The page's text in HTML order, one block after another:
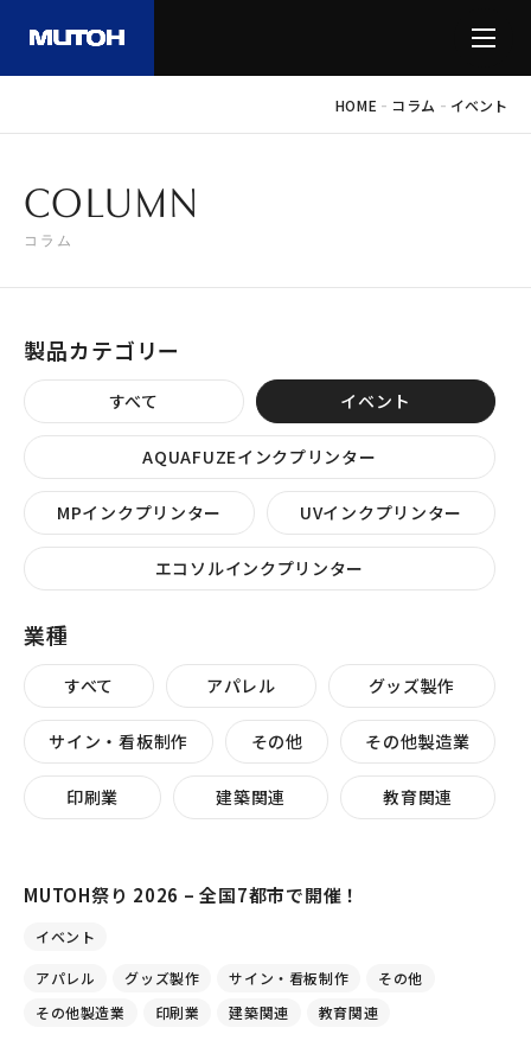
HOME - コラム - イベント
COLUMN
コラム
製品カテゴリー
すべて イベント
AQUAFUZEインクプリンター
MPインクプリンター UVインクプリンター
エコソルインクプリンター
業種
すべて アパレル グッズ製作
サイン・看板制作 その他 その他製造業
印刷業 建築関連 教育関連
MUTOH祭り 2026 – 全国7都市で開催！
イベント
アパレル グッズ製作 サイン・看板制作
その他
その他製造業
印刷業 建築関連 教育関連